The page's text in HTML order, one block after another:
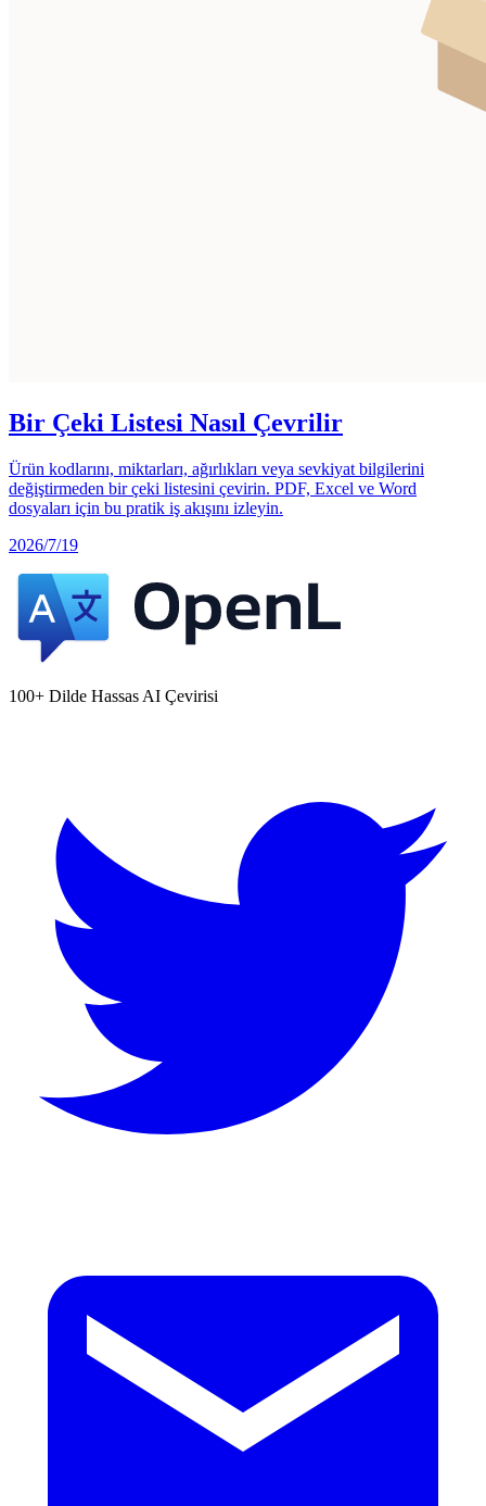
Bir Çeki Listesi Nasıl Çevrilir
Ürün kodlarını, miktarları, ağırlıkları veya sevkiyat bilgilerini
değiştirmeden bir çeki listesini çevirin. PDF, Excel ve Word
dosyaları için bu pratik iş akışını izleyin.
2026/7/19
100+ Dilde Hassas AI Çevirisi